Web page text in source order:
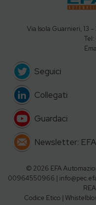
Via Isola Guarnieri, 13
Tel:
Seguici
Collegati
Guardaci
Newsletter:
© 2026 EFA
00964550966 |
Codice Etico |